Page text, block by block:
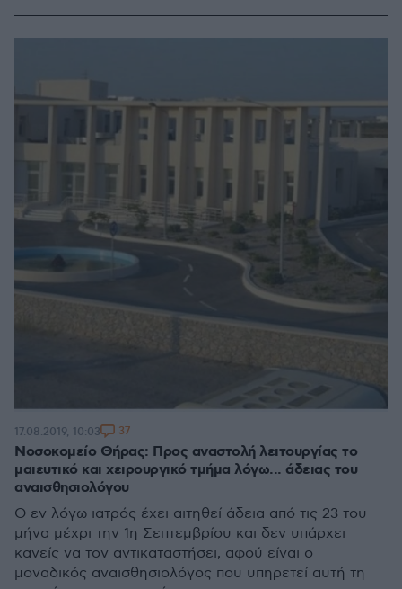
Νοσοκομείο Θήρας: Προς αναστολή λειτουργίας το
μαιευτικό και χειρουργικό τμήμα λόγω... άδειας του
αναισθησιολόγου
Ο εν λόγω ιατρός έχει αιτηθεί άδεια από τις 23 του
μήνα μέχρι την 1η Σεπτεμβρίου και δεν υπάρχει
κανείς να τον αντικαταστήσει, αφού είναι ο
μοναδικός αναισθησιολόγος που υπηρετεί αυτή τη
17.08.2019, 10:03 37